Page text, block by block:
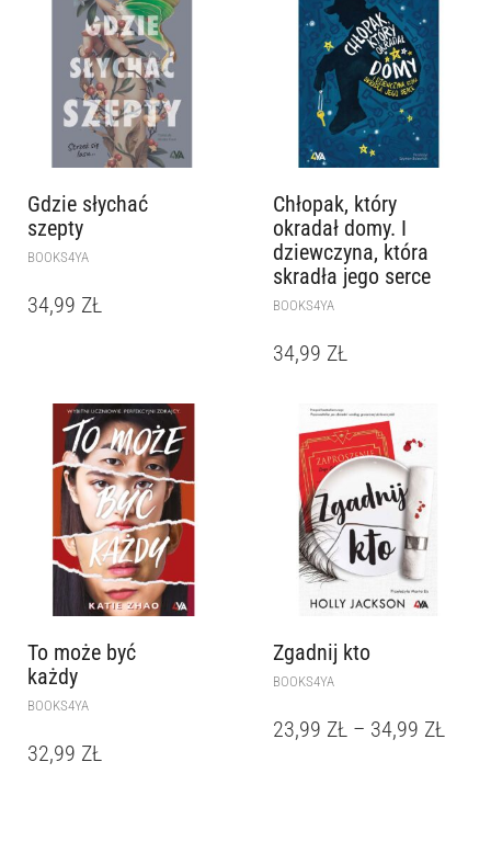
Gdzie słychać
szepty
BOOKS4YA
34,99 ZŁ
Chłopak, który
okradał domy. I
dziewczyna, która
skradła jego serce
BOOKS4YA
34,99 ZŁ
To może być
każdy
BOOKS4YA
32,99 ZŁ
Zgadnij kto
BOOKS4YA
23,99 ZŁ – 34,99 ZŁ